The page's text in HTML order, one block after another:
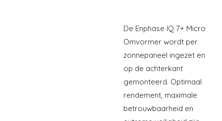
De Enphase IQ 7+ Micro
Omvormer wordt per
zonnepaneel ingezet en
op de achterkant
gemonteerd. Optimaal
rendement, maximale
betrouwbaarheid en